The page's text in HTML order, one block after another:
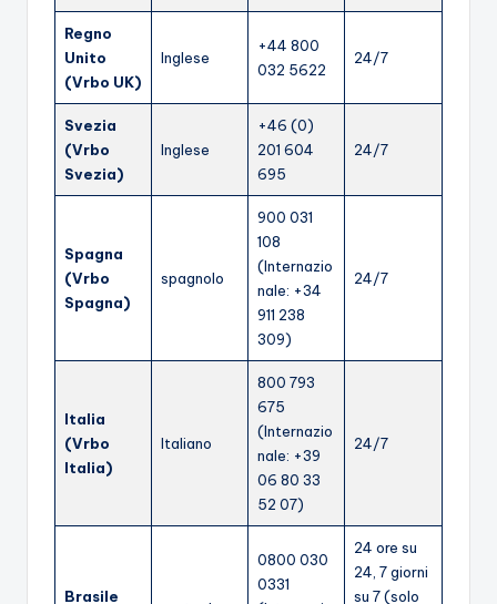
Regno
Unito
(Vrbo UK)
Inglese
+44 800
032 5622
24/7
Svezia
(Vrbo
Svezia)
Inglese
+46 (0)
201 604
695
24/7
Spagna
(Vrbo
Spagna)
spagnolo
900 031
108
(Internazio
nale: +34
911 238
309)
24/7
Italia
(Vrbo
Italia)
Italiano
800 793
675
(Internazio
nale: +39
06 80 33
52 07)
24/7
Brasile
0800 030
0331
24 ore su
24, 7 giorni
su 7 (solo